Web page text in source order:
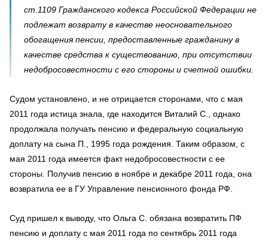
ст.1109 Гражданского кодекса Российской Федерации не
подлежат возврату в качестве неосновательного
обогащения пенсии, предоставленные гражданину в
качестве средства к существованию, при отсутствии
недобросовестности с его стороны и счетной ошибки.
Судом установлено, и не отрицается сторонами, что с мая
2011 года истица знала, где находится Виталий С., однако
продолжала получать пенсию и федеральную социальную
доплату на сына П., 1995 года рождения. Таким образом, с
мая 2011 года имеется факт недобросовестности с ее
стороны. Получив пенсию в ноябре и декабре 2011 года, она
возвратила ее в ГУ Управление пенсионного фонда РФ.
Суд пришел к выводу, что Ольга С. обязана возвратить ПФ
пенсию и доплату с мая 2011 года по сентябрь 2011 года